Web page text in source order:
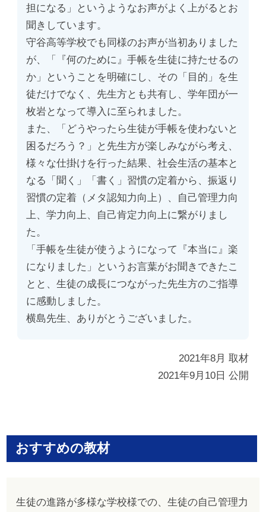
担になる」というようなお声がよく上がるとお
聞きしています。
守谷高等学校でも同様のお声が当初ありました
が、「『何のために』手帳を生徒に持たせるの
か」ということを明確にし、その「目的」を生
徒だけでなく、先生方とも共有し、学年団が一
枚岩となって導入に至られました。
また、「どうやったら生徒が手帳を使わないと
困るだろう？」と先生方が楽しみながら考え、
様々な仕掛けを行った結果、社会生活の基本と
なる「聞く」「書く」習慣の定着から、振返り
習慣の定着（メタ認知力向上）、自己管理力向
上、学力向上、自己肯定力向上に繋がりまし
た。
「手帳を生徒が使うようになって『本当に』楽
になりました」というお言葉がお聞きできたこ
とと、生徒の成長につながった先生方のご指導
に感動しました。
横島先生、ありがとうございました。
2021年8月 取材
2021年9月10日 公開
おすすめの教材
生徒の進路が多様な学校様での、生徒の自己管理力